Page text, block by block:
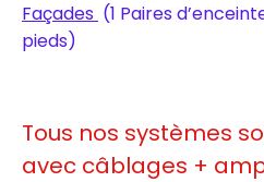
Façades (1 Paires
pieds)
Tous nos systèmes
avec câblages +